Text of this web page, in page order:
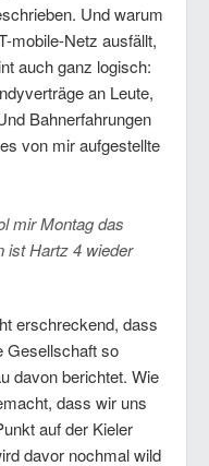
Und warum
mobile-Netz ausfällt,
auch ganz logisch:
an Leute,
Bahnerfahrungen
von mir aufgestellte
mir Montag das
ist Hartz 4 wieder
erschreckend, dass
Gesellschaft so
davon berichtet. Wie
dass wir uns
auf der Kieler
davor nochmal wild